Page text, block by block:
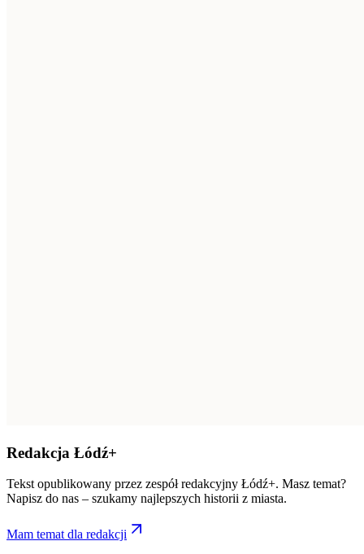
Redakcja Łódź+
Tekst opublikowany przez zespół redakcyjny Łódź+. Masz temat?
Napisz do nas – szukamy najlepszych historii z miasta.
Mam temat dla redakcji